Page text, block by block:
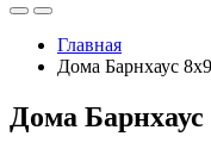
Главная
Дома Барнхаус 8x9
Дома Барнхаус